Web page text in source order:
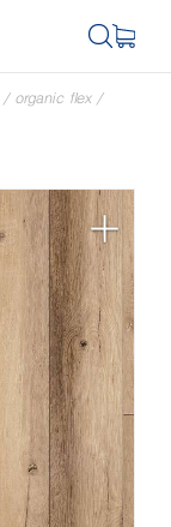
/ organic flex /